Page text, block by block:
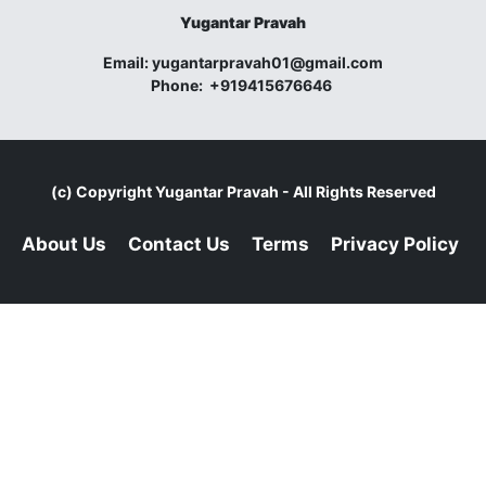
Yugantar Pravah
Email:yugantarpravah01@gmail.com
Phone: +919415676646
(c) CopyrightYugantar Pravah - All Rights Reserved
About Us Contact Us Terms Privacy Policy